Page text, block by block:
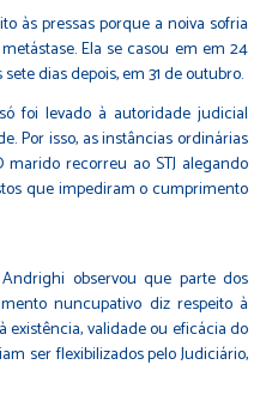
às pressas porque a noiva sofria
Ela se casou em em 24
dias depois, em 31 de outubro.
foi levado à autoridade judicial
Por isso, as instâncias ordinárias
recorreu ao STJ alegando
que impediram o cumprimento
observou que parte dos
nuncupativo diz respeito à
existência, validade ou eficácia do
ser flexibilizados pelo Judiciário,